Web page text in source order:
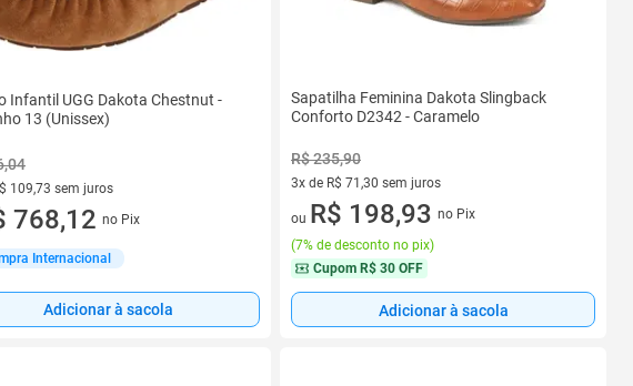
Infantil UGG Dakota Chestnut -
13 (Unissex)
109,73 sem juros
R$ 109,73 sem juros
768,12 no Pix
Internacional
Adicionar à sacola
Sapatilha Feminina Dakota Slingback
Conforto D2342 - Caramelo
R$ 235,90
3x de R$ 71,30 sem juros
3 vez de R$ 71,30 sem juros
ou R$ 198,93 no Pix
(7% de desconto no pix)
Cupom R$ 30 OFF
Adicionar à sacola